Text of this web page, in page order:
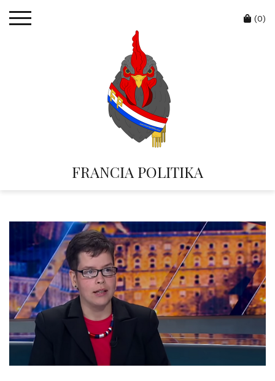
FRANCIA POLITIKA
Cart
(0)